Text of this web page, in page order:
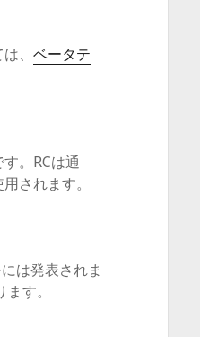
は、ベータテ
。RCは通
されます。
は発表されま
す。